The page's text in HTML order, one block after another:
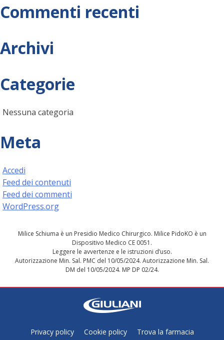
Commenti recenti
Archivi
Categorie
Nessuna categoria
Meta
Accedi
Feed dei contenuti
Feed dei commenti
WordPress.org
Milice Schiuma è un Presidio Medico Chirurgico. Milice PidoKO è un
Dispositivo Medico CE 0051.
Leggere le avvertenze e le istruzioni d’uso.
Autorizzazione Min. Sal. PMC del 10/05/2024. Autorizzazione Min. Sal.
DM del 10/05/2024. MP DP 02/24.
Privacy policy Cookie policy Trova la farmacia